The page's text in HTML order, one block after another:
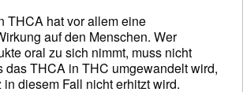
THCA hat vor allem eine
auf den Menschen. Wer
oral zu sich nimmt, muss nicht
das THCA in THC umgewandelt wird,
diesem Fall nicht erhitzt wird.